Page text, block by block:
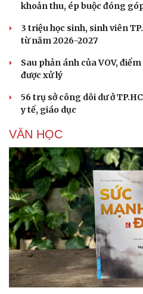
Doanh nghiệp
Thông tin doanh nghiệp
Doanh nghiệp 24h
Doanh nhân
Vì cộng đồng
khoản thu, ép buộc đóng
3 triệu học sinh, sinh viên
từ năm 2026-2027
Sau phản ánh của VOV,
được xử lý
56 trụ sở công dôi dư ở
y tế, giáo dục
VĂN HỌC